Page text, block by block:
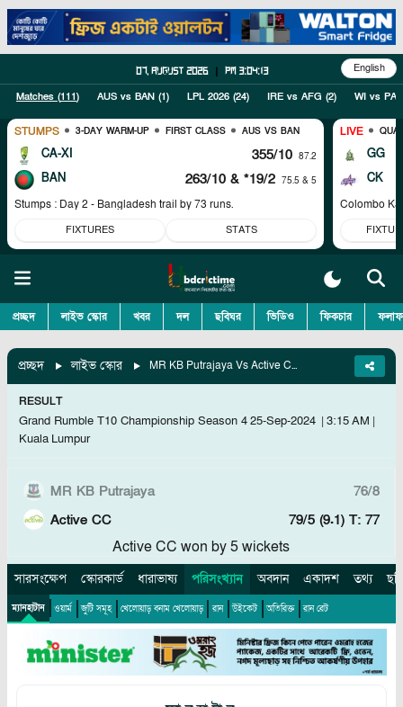
07, August 2026 pm 3:04:13 English
Matches (111) AUS vs BAN (1) LPL 2026 (24) IRE vs AFG (2) WI vs PAK
STUMPS 3-DAY WARM-UP FIRST CLASS AUS VS BAN
CA-XI 355/10 87.2
BAN 263/10 & *19/2 75.5 & 5
Stumps : Day 2 - Bangladesh trail by 73 runs.
FIXTURES STATS
LIVE
GG
CK
Colombo
প্রচ্ছদ লাইভ স্কোর খবর দল ছবিঘর ভিডিও ফিকচার
প্রচ্ছদ লাইভ স্কোর MR KB Putrajaya Vs Active CC, Match 6
RESULT
Grand Rumble T10 Championship Season 425-Sep-2024 | 3:15 AM |
Kuala Lumpur
MR KB Putrajaya
76/8
Active CC
79/5 (9.1) T: 77
Active CC won by 5 wickets
সারসংক্ষেপ স্কোরকার্ড ধারাভাষ্য পরিসংখ্যান অবদান একাদশ তথ্য
ম্যানহাটান ওয়ার্ম জুটি সমূহ খেলোয়াড় বনাম খেলোয়াড় রান উইকেট অতিরিক্ত রান রেট